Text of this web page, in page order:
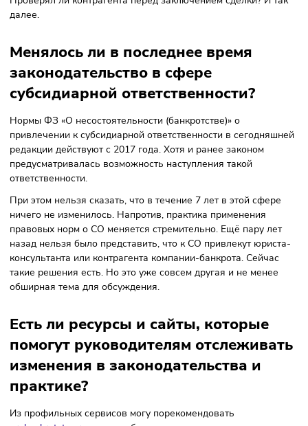
При любом из вариантов лицо, к которому перейдёт
лица — руководителя/учредителя.
К нам обращаются доверители на разных этапах
на любом из этапов можно выработать рекомендации,
улучшить ситуацию.
Как часто удаётся защитить
директора, которого привлекают
субсидиарной ответственности?
Какие обстоятельства могут иметь
значение для дела?
Я уже упоминала, что общая тенденция для
неутешительна. Однако при качественном судебном
вполне реально. У нашей команды множество успешных
примеров защиты как руководителей, так и учредителей
компаний. В первую очередь для дела будут иметь
конкретные действия директора и их мотивы.
он добросовестно? Учитывал ли интересы кредиторов?
далее.